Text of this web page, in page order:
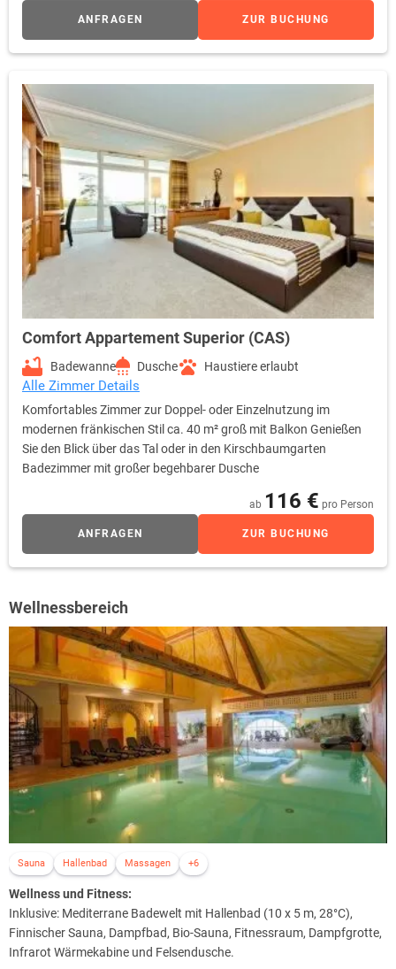
ANFRAGEN ZUR BUCHUNG
Comfort Appartement Superior (CAS)
Badewanne Dusche Haustiere erlaubt
Alle Zimmer Details
Komfortables Zimmer zur Doppel- oder Einzelnutzung im
modernen fränkischen Stil ca. 40 m² groß mit Balkon Genießen
Sie den Blick über das Tal oder in den Kirschbaumgarten
Badezimmer mit großer begehbarer Dusche
ab 116 € pro Person
ANFRAGEN ZUR BUCHUNG
Wellnessbereich
Sauna Hallenbad Massagen +6
Wellness und Fitness:
Inklusive: Mediterrane Badewelt mit Hallenbad (10 x 5 m, 28°C),
Finnischer Sauna, Dampfbad, Bio-Sauna, Fitnessraum, Dampfgrotte,
Infrarot Wärmekabine und Felsendusche.